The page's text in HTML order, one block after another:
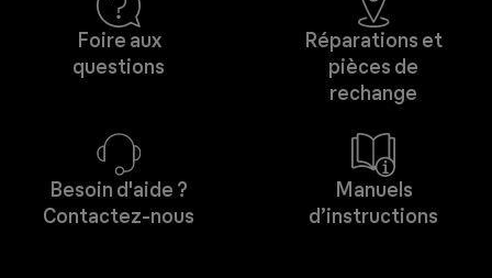
Foire aux
questions
Réparations et
pièces de
rechange
Besoin d'aide ?
Contactez-nous
Manuels
d’instructions